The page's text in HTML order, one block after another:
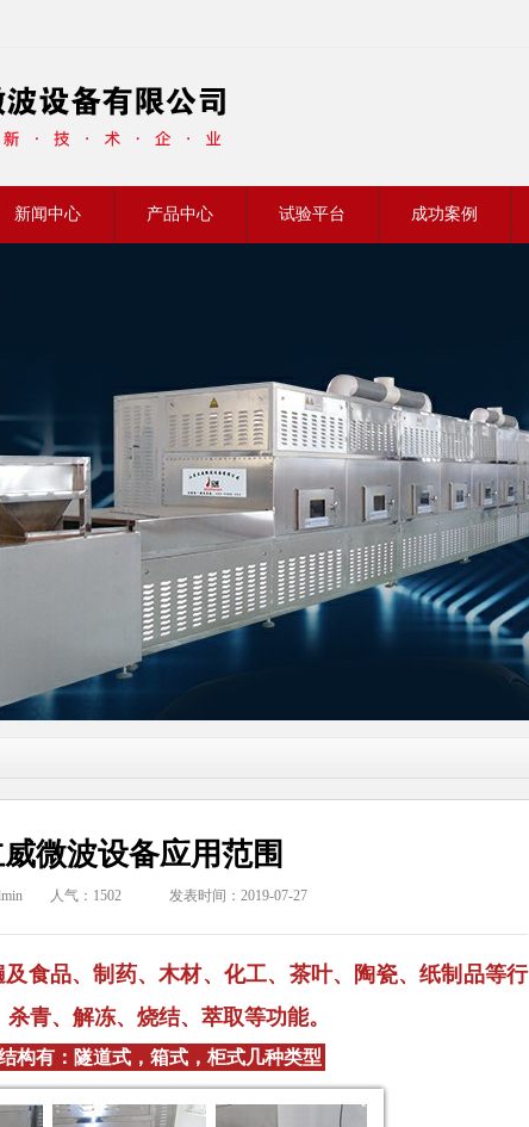
新闻中心 产品中心 试验平台 成功案例
微波设备应用范围
人气： 1502 发表时间：2019-07-27
食品、制药、木材、化工、茶叶、陶瓷、纸制品等行
青、解冻、烧结、萃取等功能。
构有：隧道式，箱式，柜式几种类型